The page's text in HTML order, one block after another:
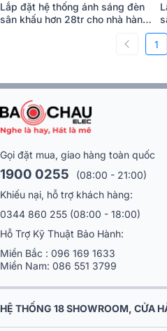
Lắp đặt hệ thống ánh sáng đèn
sân khấu hơn 28tr cho nhà hàng
(ZDGL ZD-YT230, ZD-P005, ZD-
1
Gọi đặt mua, giao hàng toàn quốc
1900 0255
(08:00 - 21:00)
Khiếu nại, hỗ trợ khách hàng:
0344 860 255 (08:00 - 18:00)
Hỗ Trợ Kỹ Thuật Bảo Hành:
Miền Bắc : 096 169 1633
Miền Nam: 086 551 3799
HỆ THỐNG 18 SHOWROOM, CỬA